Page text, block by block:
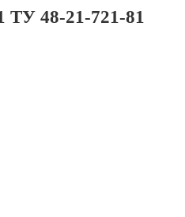
ТУ 48-21-721-81